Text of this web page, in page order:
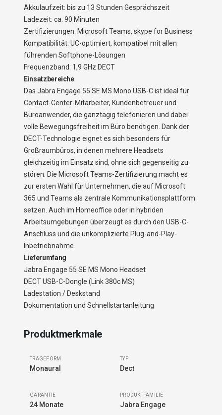
Akkulaufzeit: bis zu 13 Stunden Gesprächszeit
Ladezeit: ca. 90 Minuten
Zertifizierungen: Microsoft Teams, skype for Business
Kompatibilität: UC-optimiert, kompatibel mit allen
führenden Softphone-Lösungen
Frequenzband: 1,9 GHz DECT
Einsatzbereiche
Das Jabra Engage 55 SE MS Mono USB-C ist ideal für
Contact-Center-Mitarbeiter, Kundenbetreuer und
Büroanwender, die ganztägig telefonieren und dabei
volle Bewegungsfreiheit im Büro benötigen. Dank der
DECT-Technologie eignet es sich besonders für
Großraumbüros, in denen mehrere Headsets
gleichzeitig im Einsatz sind, ohne sich gegenseitig zu
stören. Die Microsoft Teams-Zertifizierung macht es
zur ersten Wahl für Unternehmen, die auf Microsoft
365 und Teams als zentrale Kommunikationsplattform
setzen. Auch im Homeoffice oder in hybriden
Arbeitsumgebungen überzeugt es durch den USB-C-
Anschluss und die unkomplizierte Plug-and-Play-
Inbetriebnahme.
Lieferumfang
Jabra Engage 55 SE MS Mono Headset
DECT USB-C-Dongle (Link 380c MS)
Ladestation / Deskstand
Dokumentation und Schnellstartanleitung
Produktmerkmale
TRAGEFORM
Monaural
TYP
Dect
GARANTIE
24 Monate
PRODUKTFAMILIE
Jabra Engage